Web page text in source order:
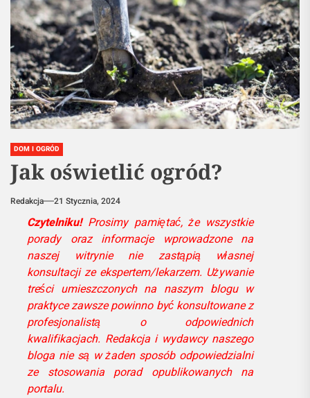
DOM I OGRÓD
Jak oświetlić ogród?
Redakcja 21 Stycznia, 2024
Czytelniku!Prosimy pamiętać, że wszystkie
porady oraz informacje wprowadzone na
naszej witrynie nie zastąpią własnej
konsultacji ze ekspertem/lekarzem. Używanie
treści umieszczonych na naszym blogu w
praktyce zawsze powinno być konsultowane z
profesjonalistą o odpowiednich
kwalifikacjach. Redakcja i wydawcy naszego
bloga nie są w żaden sposób odpowiedzialni
ze stosowania porad opublikowanych na
portalu.